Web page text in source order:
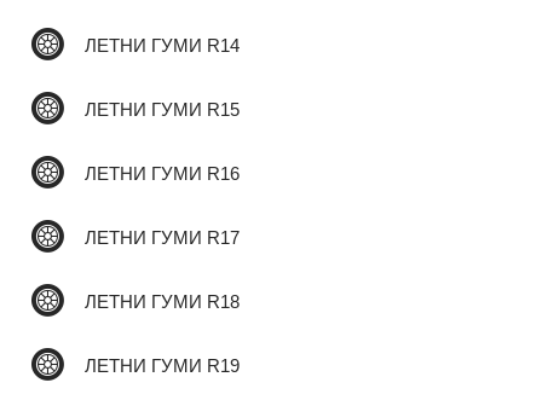
ЛЕТНИ ГУМИ R14
ЛЕТНИ ГУМИ R15
ЛЕТНИ ГУМИ R16
ЛЕТНИ ГУМИ R17
ЛЕТНИ ГУМИ R18
ЛЕТНИ ГУМИ R19